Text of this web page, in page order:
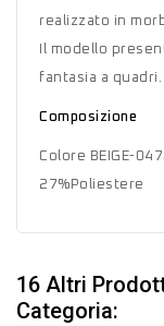
realizzato in
Il modello
fantasia a quadri.
Composizione
Colore BEIGE-
27%Poliestere
16 Altri
Categoria: